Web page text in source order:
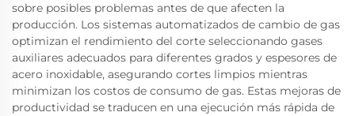
sobre posibles problemas antes de que afecten la
producción. Los sistemas automatizados de cambio de gas
optimizan el rendimiento del corte seleccionando gases
auxiliares adecuados para diferentes grados y espesores de
acero inoxidable, asegurando cortes limpios mientras
minimizan los costos de consumo de gas. Estas mejoras de
productividad se traducen en una ejecución más rápida de